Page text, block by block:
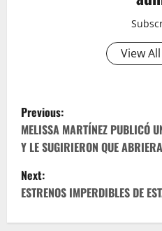
View
P
o
s
t
n
Previous:
MELISSA MARTÍNEZ PUBLICÓ
Y LE SUGIRIERON QUE
Next:
ESTRENOS IMPERDIBLES DE